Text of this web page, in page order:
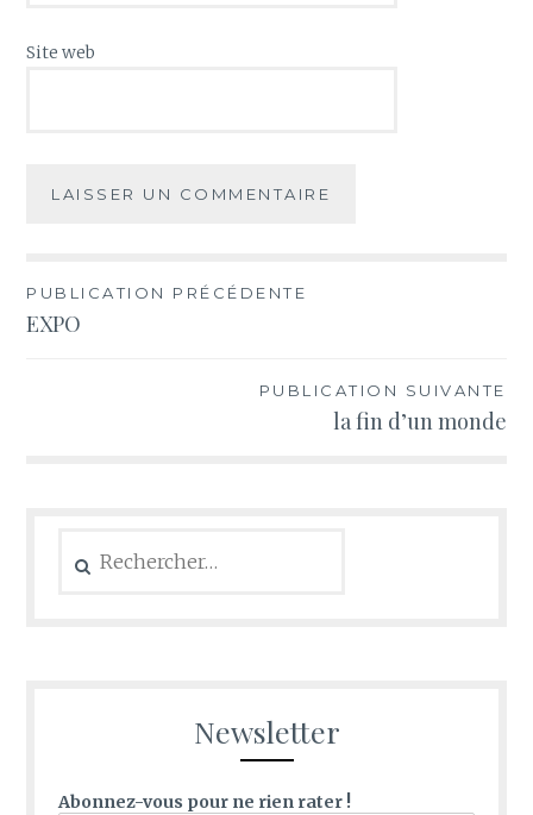
Site web
PUBLICATION PRÉCÉDENTE
EXPO
PUBLICATION SUIVANTE
la fin d’un monde
Newsletter
Abonnez-vous pour ne rien rater !